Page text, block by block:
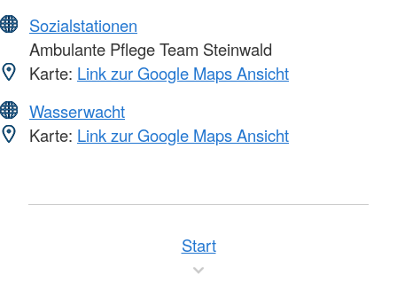
Sozialstationen
Ambulante Pflege Team Steinwald
Karte: Link zur Google Maps Ansicht
Wasserwacht
Karte: Link zur Google Maps Ansicht
Start